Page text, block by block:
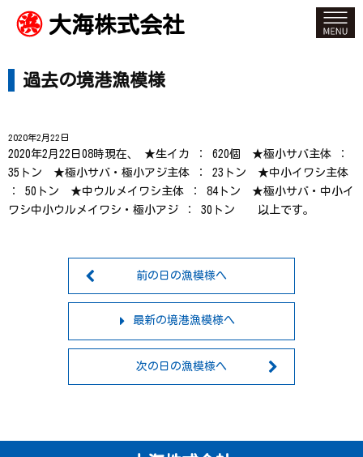
大海株式会社
過去の境港漁模様
2020年2月22日
2020年2月22日08時現在、 ★生イカ ： 620個 ★極小サバ主体 ：
35トン ★極小サバ・極小アジ主体 ： 23トン ★中小イワシ主体
： 50トン ★中ウルメイワシ主体 ： 84トン ★極小サバ・中小イ
ワシ中小ウルメイワシ・極小アジ ： 30トン 以上です。
前の日の漁模様へ
最新の境港漁模様へ
次の日の漁模様へ